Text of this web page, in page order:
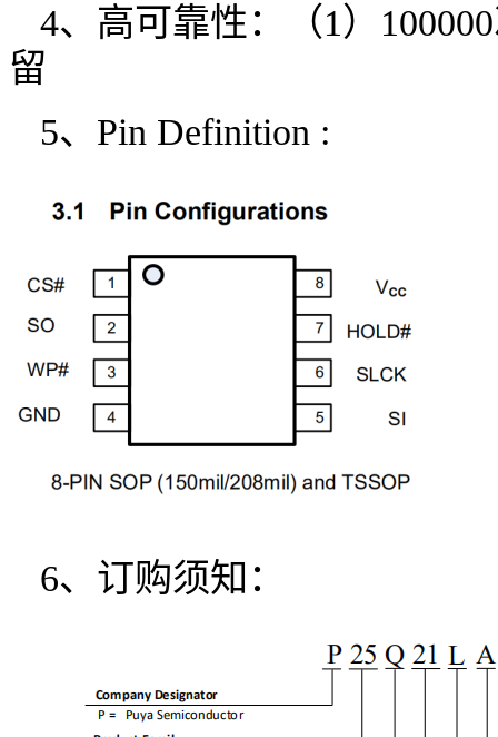
4、高可靠性：（1）
留
5、Pin Definition :
6、订购须知：